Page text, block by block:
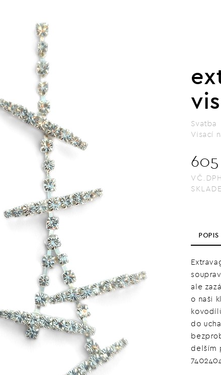
Svatba
Visací
VČ.DPH
POPIS
ale
o naši
do
delším